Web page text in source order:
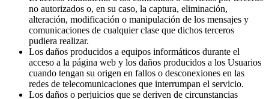
no autorizados o, en su caso, la captura, eliminación,
alteración, modificación o manipulación de los mensajes y
comunicaciones de cualquier clase que dichos terceros
pudiera realizar.
Los daños producidos a equipos informáticos durante el
acceso a la página web y los daños producidos a los Usuarios
cuando tengan su origen en fallos o desconexiones en las
redes de telecomunicaciones que interrumpan el servicio.
Los daños o perjuicios que se deriven de circunstancias